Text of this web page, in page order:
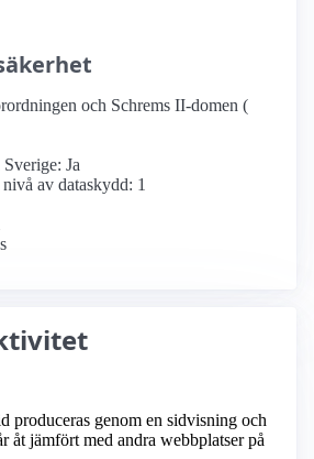
och Schrems II-domen (
Ja
av dataskydd: 1
produceras genom en sidvisning och
åt jämfört med andra webbplatser på